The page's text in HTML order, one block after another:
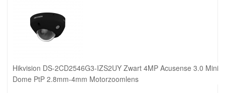
Hikvision DS-2CD2546G3-IZS2UY Zwart 4MP Acusense 3.0 Mini
Dome PtP 2.8mm-4mm Motorzoomlens